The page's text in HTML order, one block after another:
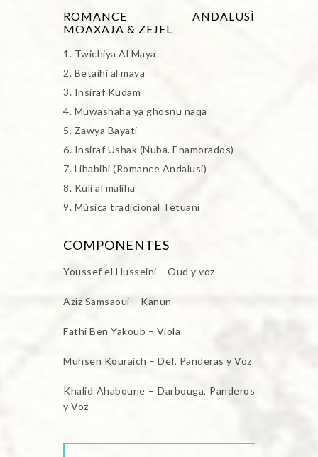
ROMANCE ANDALUSÍ
MOAXAJA & ZEJEL
Twichiya Al Maya
Betaihi al maya
Insiraf Kudam
Muwashaha ya ghosnu naqa
Zawya Bayati
Insiraf Ushak (Nuba. Enamorados)
Lihabibi (Romance Andalusí)
Kuli al maliha
Música tradicional Tetuani
COMPONENTES
Youssef el Husseini – Oud y voz
Aziz Samsaoui – Kanun
Fathi Ben Yakoub – Viola
Muhsen Kouraich – Def, Panderas y Voz
Khalid Ahaboune – Darbouga, Panderos
y Voz